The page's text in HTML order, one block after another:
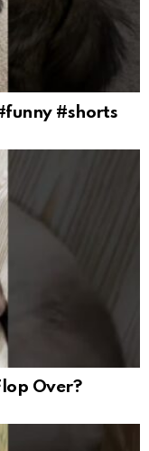
#shorts
Over?